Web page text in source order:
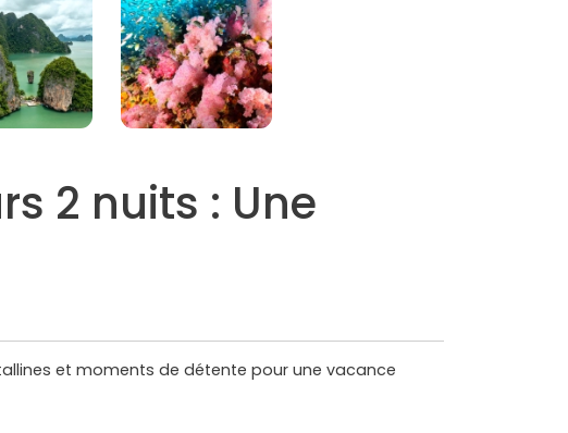
2 nuits : Une
et moments de détente pour une vacance